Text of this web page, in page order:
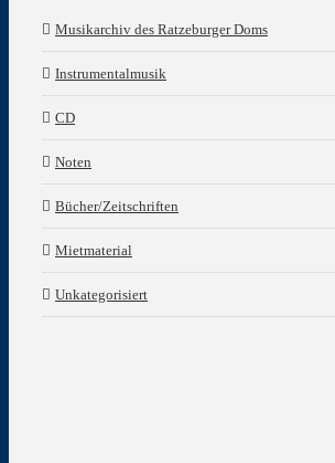
Musikarchiv des Ratzeburger Doms
Instrumentalmusik
CD
Noten
Bücher/Zeitschriften
Mietmaterial
Unkategorisiert